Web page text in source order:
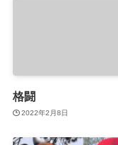
格闘
2022年2月8日